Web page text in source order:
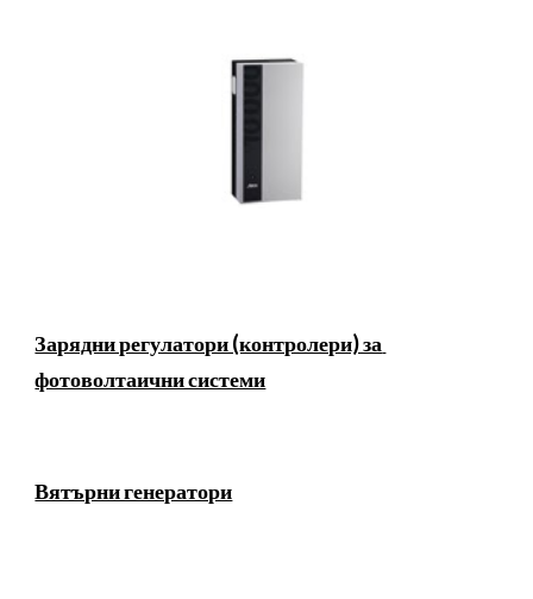
Зарядни регулатори (контролери) за
фотоволтаични системи
Вятърни генератори